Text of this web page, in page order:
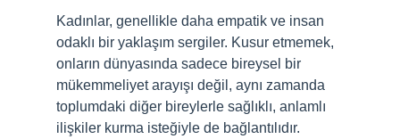
Kadınlar, genellikle daha empatik ve insan
odaklı bir yaklaşım sergiler. Kusur etmemek,
onların dünyasında sadece bireysel bir
mükemmeliyet arayışı değil, aynı zamanda
toplumdaki diğer bireylerle sağlıklı, anlamlı
ilişkiler kurma isteğiyle de bağlantılıdır.